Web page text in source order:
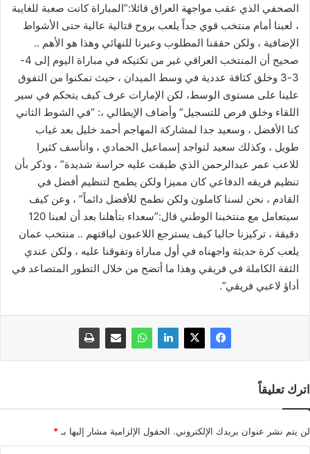
الصحفي الذي عقب مواجهة العراق قائلا:”المباراة كانت صعبة للغايبة
، لعبنا أمام منتخب قوي جداً يلعب بروح قتالية عالية حتى الأشواط
الإضافية ، ولكن حققنا المطلوب وعبرنا للنهائي وهذا هو الأهم ..
صحيح أن المنتخب العراقي غير من تكتيكه في مباراة اليوم إلى 4-
3-3 وخلق كثافة عددية في وسط الميدان ، حيث تمكنوا من التفوق
علينا على مستوى الوسط، لكن الإمارات عرف كيف يتحكم في سير
اللقاء وخلق فرص للتسجيل” وأضاف الإيطالي ،: “في الشوط الثاني
كنا الأفضل ، وسعيد جدا لمشاركة المهاجم أحمد خليل بعد غياب
طويل ، وكذلك سعيد لتواجد إسماعيل الحمادي ، واتأسف كثيرا
للاعب عمر عبدالرحمن الذي طبقت عليه حراسة شديدة” ، وذكر بأن
تنظيم فريقه الدفاعي كان مميزا ولكن يطمح لتنظيم أفضل في
القادم ، نحن لسنا كاملون ولكن نطمح للأفضل دائماً” ، وعن كيف
سيتعامل مع منتخبنا الوطني قال:”سعداء بتأهلنا بعد أن لعبنا 120
دقيقة ، تركيزنا حاليا كيف يسترجع اللاعبون لياقتهم .. منتخب عمان
يلعب كرة حديثة واجهناه في أول مباراة وتفوقنا عليه ، ولكن عندي
الثقة الكاملة في فريقي وهذا ما أتضح من خلال التطور المتصاعد في
أداؤ لاعبي فريقي”.
اترك تعليقاً
لن يتم نشر عنوان بريدك الإلكتروني. الحقول الإلزامية مشار إليها بـ *